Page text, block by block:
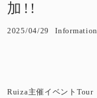
加!!
2025/04/29 Information
Ruiza主催イベントTour